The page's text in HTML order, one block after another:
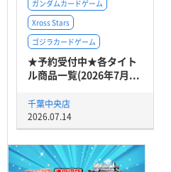
ガンダムカードゲーム
Xross Stars
ゴジラカードゲーム
★予約受付中★各タイト
ル商品一覧(2026年7月...
千葉中央店
2026.07.14